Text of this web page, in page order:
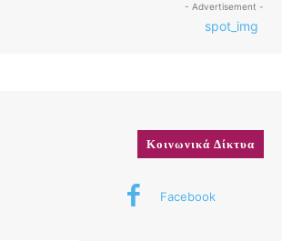
- Advertisement -
Κοινωνικά Δίκτυα
Facebook